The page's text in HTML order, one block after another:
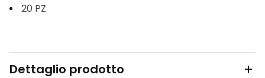
20 PZ
Dettaglio prodotto